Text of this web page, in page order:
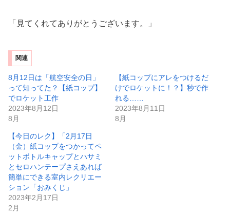
「見てくれてありがとうございます。」
関連
8月12日は「航空安全の日」
って知ってた？【紙コップ】
でロケット工作
2023年8月12日
8月
【紙コップにアレをつけるだ
けでロケットに！？】秒で作
れる……
2023年8月11日
8月
【今日のレク】「2月17日
（金）紙コップをつかってペ
ットボトルキャップとハサミ
とセロハンテープさえあれば
簡単にできる室内レクリエー
ション「おみくじ」
2023年2月17日
2月